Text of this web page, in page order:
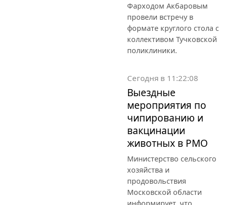
Фарходом Акбаровым
провели встречу в
формате круглого стола с
коллективом Тучковской
поликлиники.
Сегодня в 11:22:08
Выездные
мероприятия по
чипированию и
вакцинации
животных в РМО
Министерство сельского
хозяйства и
продовольствия
Московской области